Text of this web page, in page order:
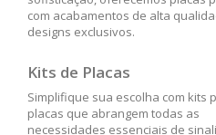
com acabamentos de alta
designs exclusivos.
Kits de Placas
Simplifique sua escolha com kits
placas que abrangem todas as
necessidades essenciais de